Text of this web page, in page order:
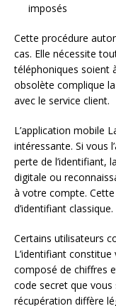
imposés
Cette procédure
cas. Elle nécessite
téléphoniques soient
obsolète complique
avec le service client.
L’application mobile
intéressante. Si vous
perte de l’identifiant,
digitale ou
à votre compte.
d’identifiant classique.
Certains utilisateurs
L’identifiant
composé de chiffres
code secret que vous
récupération diffère